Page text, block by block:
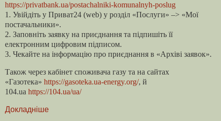
https://privatbank.ua/postachalniki-komunalnyh-poslug
1. Увійдіть у Приват24 (web) у розділ «Послуги» –> «Мої
постачальники».
2. Заповніть заявку на приєднання та підпишіть її
електронним цифровим підписом.
3. Чекайте на інформацію про приєднання в «Архіві заявок».
Також через кабінет споживача газу та на сайтах
«Газотека» https://gasoteka.ua-energy.org/, й
104.ua https://104.ua/ua/
Докладніше